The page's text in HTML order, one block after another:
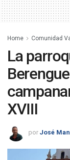
Home Comunidad
La
XVIII
por José